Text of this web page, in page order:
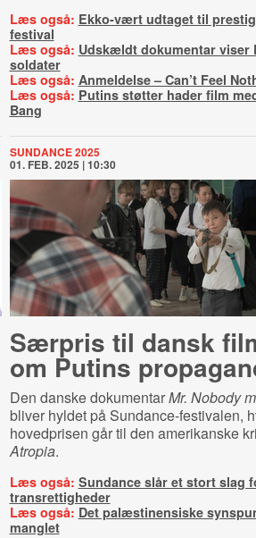
Læs også: Ekko-vært udtaget til
festival
Læs også: Udskældt dokumentar viser
soldater
Læs også: Anmeldelse – Can’t Feel
Læs også: Putins støtter hader film
Bang
SUNDANCE 2025
01. FEB. 2025 | 10:30
Særpris til dansk
om Putins
Den danske dokumentarMr. Nobody
bliver hyldet på Sundance-festivalen,
hovedprisen går til den amerikanske
Atropia.
Læs også: Sundance slår et stort slag
transrettigheder
Læs også: Det palæstinensiske
manglet